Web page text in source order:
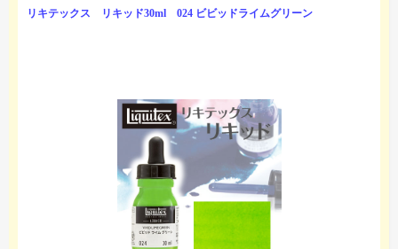
リキテックス リキッド30ml 024 ビビッドライムグリーン